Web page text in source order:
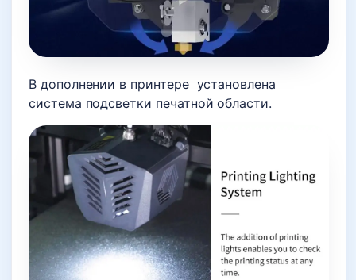
В дополнении в принтере установлена
система подсветки печатной области.